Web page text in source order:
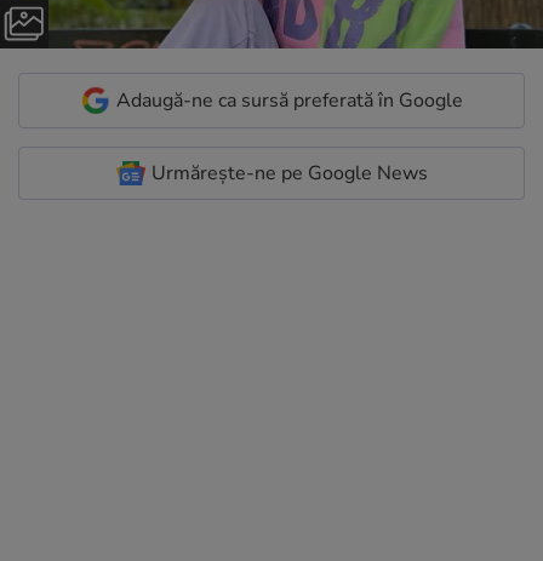
Adaugă-ne ca sursă preferată în Google
Urmărește-ne pe Google News